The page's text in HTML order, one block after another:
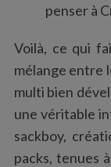
penser à
Voilà, ce qui
mélange entre
multi bien
une véritable
sackboy,
packs, tenues